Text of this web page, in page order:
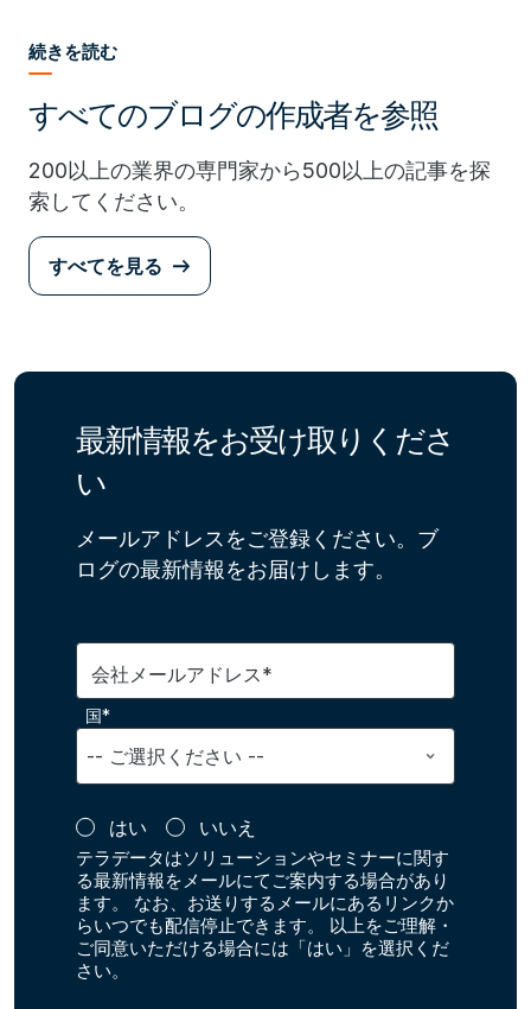
続きを読む
すべてのブログの作成者を参照
200以上の業界の専門家から500以上の記事を探
索してください。
すべてを見る
最新情報をお受け取りくださ
い
メールアドレスをご登録ください。ブ
ログの最新情報をお届けします。
会社メールアドレス*
国*
はい いいえ
テラデータはソリューションやセミナーに関す
る最新情報をメールにてご案内する場合があり
ます。 なお、お送りするメールにあるリンクか
らいつでも配信停止できます。 以上をご理解・
ご同意いただける場合には「はい」を選択くだ
さい。